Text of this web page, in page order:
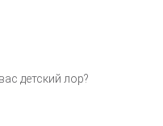
детский лор?